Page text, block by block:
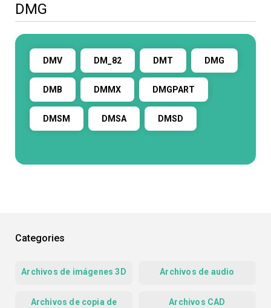
DMG
DMV DM_82 DMT DMG
DMB DMMX DMGPART
DMSM DMSA DMSD
Categories
Archivos de imágenes 3D Archivos de audio
Archivos de copia de Archivos CAD